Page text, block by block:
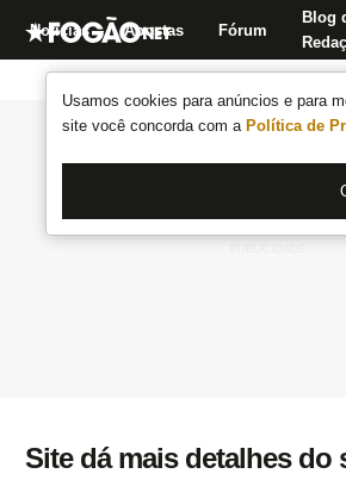
Usamos cookies para anúncios e para
site você concorda com a Política de
Notícias Apostas Fórum
Blog
Site dá mais detalhes do